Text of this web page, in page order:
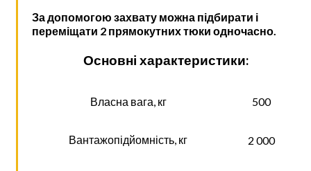
За допомогою захвату можна підбирати і
переміщати 2 прямокутних тюки одночасно.
Основні характеристики:
Власна вага, кг 500
Вантажопідйомність, кг 2 000